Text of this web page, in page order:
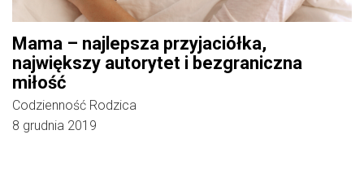
Mama – najlepsza przyjaciółka,
największy autorytet i bezgraniczna
miłość
Codzienność Rodzica
8 grudnia 2019